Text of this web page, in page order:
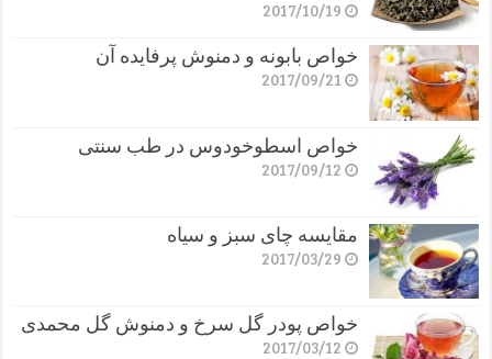
2017/10/19
خواص بابونه و دمنوش پرفایده آن
2017/09/21
خواص اسطوخودوس در طب سنتی
2017/09/12
مقایسه چای سبز و سیاه
2017/03/29
خواص پودر گل سرخ و دمنوش گل محمدی
2017/03/12